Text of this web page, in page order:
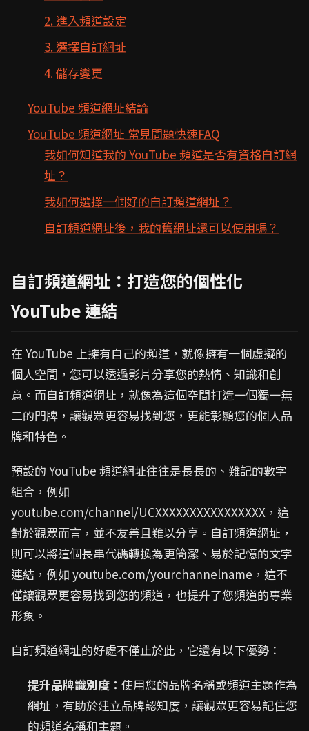
2. 進入頻道設定
3. 選擇自訂網址
4. 儲存變更
YouTube 頻道網址結論
YouTube 頻道網址 常見問題快速FAQ
我如何知道我的 YouTube 頻道是否有資格自訂網
址？
我如何選擇一個好的自訂頻道網址？
自訂頻道網址後，我的舊網址還可以使用嗎？
自訂頻道網址：打造您的個性化
YouTube 連結
在 YouTube 上擁有自己的頻道，就像擁有一個虛擬的
個人空間，您可以透過影片分享您的熱情、知識和創
意。而自訂頻道網址，就像為這個空間打造一個獨一無
二的門牌，讓觀眾更容易找到您，更能彰顯您的個人品
牌和特色。
預設的 YouTube 頻道網址往往是長長的、難記的數字
組合，例如
youtube.com/channel/UCXXXXXXXXXXXXXXXX，這
對於觀眾而言，並不友善且難以分享。自訂頻道網址，
則可以將這個長串代碼轉換為更簡潔、易於記憶的文字
連結，例如 youtube.com/yourchannelname，這不
僅讓觀眾更容易找到您的頻道，也提升了您頻道的專業
形象。
自訂頻道網址的好處不僅止於此，它還有以下優勢：
提升品牌識別度： 使用您的品牌名稱或頻道主題作為
網址，有助於建立品牌認知度，讓觀眾更容易記住您
的頻道名稱和主題。